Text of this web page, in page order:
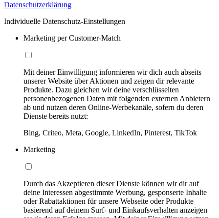
Datenschutzerklärung
Individuelle Datenschutz-Einstellungen
Marketing per Customer-Match
Mit deiner Einwilligung informieren wir dich auch abseits
unserer Website über Aktionen und zeigen dir relevante
Produkte. Dazu gleichen wir deine verschlüsselten
personenbezogenen Daten mit folgenden externen Anbietern
ab und nutzen deren Online-Werbekanäle, sofern du deren
Dienste bereits nutzt:
Bing, Criteo, Meta, Google, LinkedIn, Pinterest, TikTok
Marketing
Durch das Akzeptieren dieser Dienste können wir dir auf
deine Interessen abgestimmte Werbung, gesponserte Inhalte
oder Rabattaktionen für unsere Webseite oder Produkte
basierend auf deinem Surf- und Einkaufsverhalten anzeigen